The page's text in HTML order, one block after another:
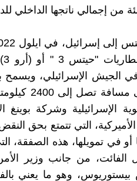
في الجيش الإسرائيلي، ويسمح
فوق الغلاف
الإسرائيلية وشركة بوينغ
التي تتمتع بحق
في تمويلها، هذه الصفقة،
في 28 أيلول الفائت، من جانب